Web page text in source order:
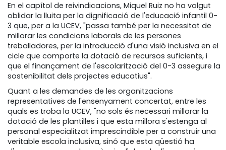
En el capítol de reivindicacions, Miquel Ruiz no ha volgut
oblidar la lluita per la dignificació de l'educació infantil 0-
3 que, per a la UCEV, "passa també per la necessitat de
millorar les condicions laborals de les persones
treballadores, per la introducció d'una visió inclusiva en el
cicle que comporte la dotació de recursos suficients, i
que el finançament de l'escolarització del 0-3 assegure la
sostenibilitat dels projectes educatius".
Quant a les demandes de les organitzacions
representatives de l'ensenyament concertat, entre les
quals es troba la UCEV, "no sols és necessari millorar la
dotació de les plantilles i que esta millora s'estenga al
personal especialitzat imprescindible per a construir una
veritable escola inclusiva, sinó que esta qüestió ha